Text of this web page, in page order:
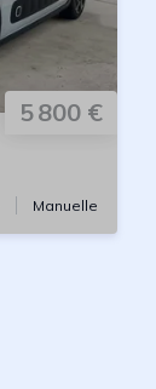
5 800 €
Manuelle